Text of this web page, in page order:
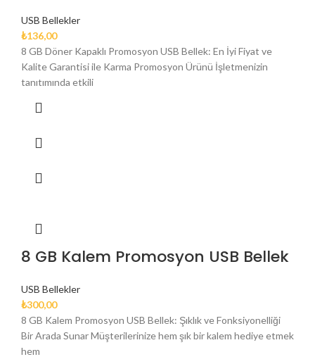
USB Bellekler
₺136,00
8 GB Döner Kapaklı Promosyon USB Bellek: En İyi Fiyat ve
Kalite Garantisi ile Karma Promosyon Ürünü İşletmenizin
tanıtımında etkili
8 GB Kalem Promosyon USB Bellek
USB Bellekler
₺300,00
8 GB Kalem Promosyon USB Bellek: Şıklık ve Fonksiyonelliği
Bir Arada Sunar Müşterilerinize hem şık bir kalem hediye etmek
hem